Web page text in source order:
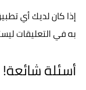
به في التعليقات
أسئلة شائعة!